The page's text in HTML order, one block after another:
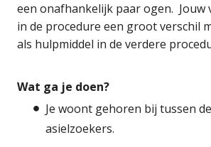
een onafhankelijk paar ogen. Jouw
in de procedure een groot verschil
als hulpmiddel in de verdere
Wat ga je doen?
Je woont gehoren bij tussen
asielzoekers.